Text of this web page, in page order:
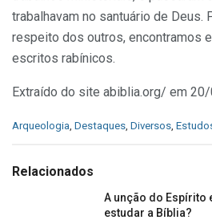
trabalhavam no santuário de
respeito dos outros, encontramos
escritos rabínicos.
Extraído do site abiblia.org/ em
C
e
Arqueologia Destaques Diversos
Relacionados
A unção do Espírito
estudar a Bíblia?